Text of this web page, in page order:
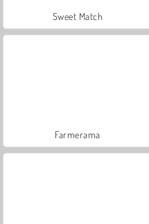
Sweet Match
Farmerama